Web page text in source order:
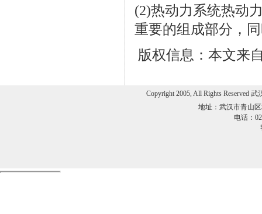
(2)热动力系统热动
重要的组成部分，
版权信息：本文来
Copyright 2005, All Rights Reserved
地址：武汉市青山
电话：